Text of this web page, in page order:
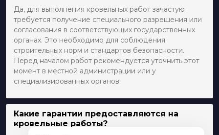
Да, для выполнения кровельных работ зачастую
требуется получение специального разрешения или
согласования в соответствующих государственных
органах. Это необходимо для соблюдения
строительных норм и стандартов безопасности.
Перед началом работ рекомендуется уточнить этот
момент в местной администрации или у
специализированных органов.
Какие гарантии предоставляются на
кровельные работы?